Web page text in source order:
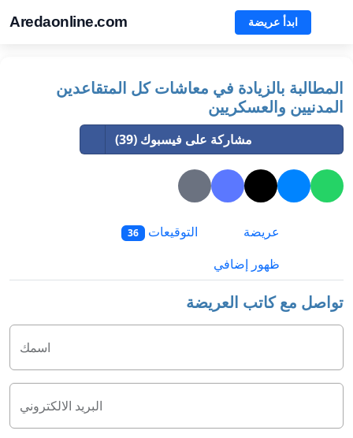
Aredaonline.com ابدأ عريضة
المطالبة بالزيادة في معاشات كل المتقاعدين
المدنيين والعسكريين
مشاركة على فيسبوك (39)
عريضة التوقيعات 36
ظهور إضافي
تواصل مع كاتب العريضة
اسمك
البريد الالكتروني